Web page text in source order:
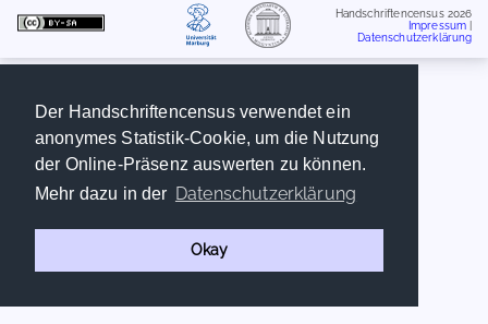
Der Handschriftencensus verwendet ein
anonymes Statistik-Cookie, um die Nutzung
der Online-Präsenz auswerten zu können.
Mehr dazu in der Datenschutzerklärung
Okay
Handschriftencensus 2026
Impressum
Datenschutzerklärung